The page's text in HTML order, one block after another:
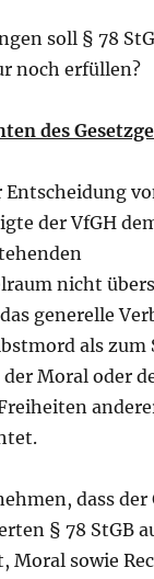
soll § 78
noch erfüllen?
des
der VfGH
nicht
generelle
als zum
Moral oder
dass der
§ 78 StGB
Moral sowie